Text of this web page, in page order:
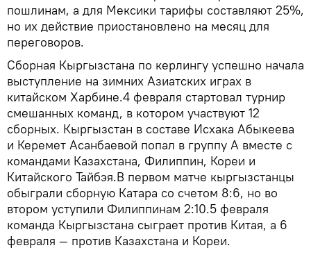
пошлинам, а для Мексики тарифы составляют 25%,
но их действие приостановлено на месяц для
переговоров.
Сборная Кыргызстана по керлингу успешно начала
выступление на зимних Азиатских играх в
китайском Харбине.4 февраля стартовал турнир
смешанных команд, в котором участвуют 12
сборных. Кыргызстан в составе Исхака Абыкеева
и Керемет Асанбаевой попал в группу А вместе с
командами Казахстана, Филиппин, Кореи и
Китайского Тайбэя.В первом матче кыргызстанцы
обыграли сборную Катара со счетом 8:6, но во
втором уступили Филиппинам 2:10.5 февраля
команда Кыргызстана сыграет против Китая, а 6
февраля — против Казахстана и Кореи.